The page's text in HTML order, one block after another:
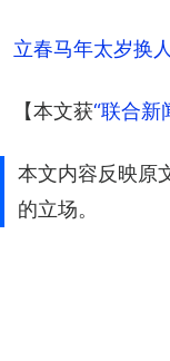
立春马年太岁换
【本文获“联合新
本文内容反映原
的立场。